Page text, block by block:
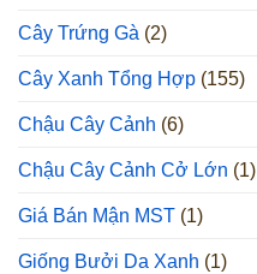
Cây Trứng Gà (2)
Cây Xanh Tổng Hợp (155)
Chậu Cây Cảnh (6)
Chậu Cây Cảnh Cở Lớn (1)
Giá Bán Mận MST (1)
Giống Bưởi Da Xanh (1)